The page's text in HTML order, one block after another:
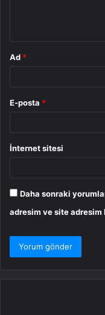
Ad *
E-posta *
İnternet sitesi
Daha sonraki
adresim ve site adresim